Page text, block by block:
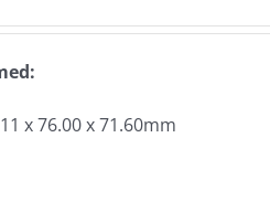
x 76.00 x 71.60mm